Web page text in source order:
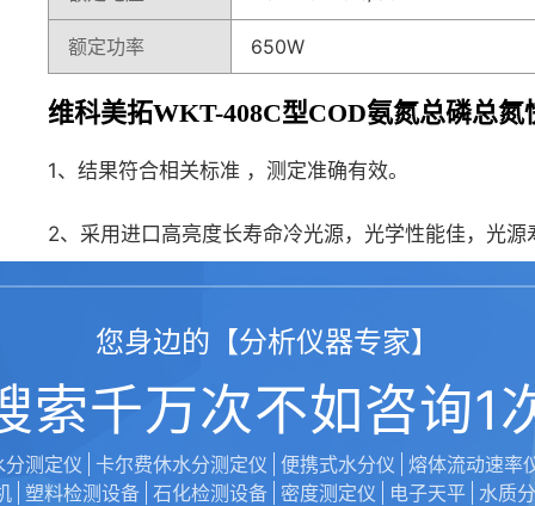
额定功率 650W
维科美拓WKT-408C型COD氨氮总磷总
1、结果符合相关标准 ，测定准确有效。
2、采用进口高亮度长寿命冷光源，光学性能佳，光
4、消解比色一体，无需换管，测定简单、快速，无安
5、可保存标准曲线80条及1800个测定值（日期、时
6、内存标准工作曲线，用户还可以根据需要标定曲线
您身边的【分析仪器专家】
索千万次不如咨询1
分测定仪 卡尔费休水分测定仪 便携式水分仪 熔体流动速率
塑料检测设备 石化检测设备 密度测定仪 电子天平 水质